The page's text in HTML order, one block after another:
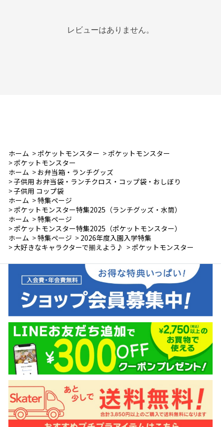
レビューはありません。
ホーム >ポケットモンスター >ポケットモンスター
>ポケットモンスター
ホーム > お弁当箱・ランチグッズ
>子供用 お弁当袋・ランチクロス・コップ袋・おしぼり
>子供用 コップ袋
ホーム >特集ページ
>ポケットモンスター特集2025（ランチグッズ・水筒）
ホーム >特集ページ
>ポケットモンスター特集2025（ポケットモンスター）
ホーム >特集ページ > 2026年度入園入学特集
>大好きなキャラクターで揃えよう♪ >ポケットモンスター